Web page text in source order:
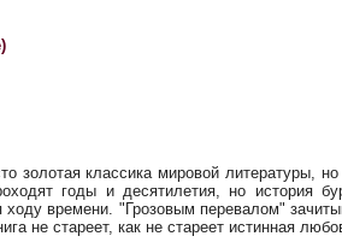
золотая классика мировой литературы,
годы и десятилетия, но история
времени. "Грозовым перевалом"
не стареет, как не стареет истинная